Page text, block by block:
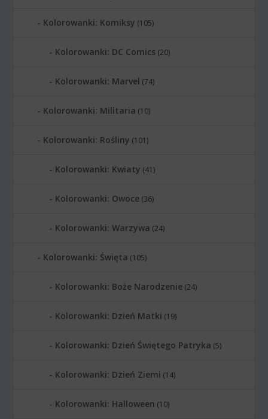
Kolorowanki: Komiksy (105)
Kolorowanki: DC Comics (20)
Kolorowanki: Marvel (74)
Kolorowanki: Militaria (10)
Kolorowanki: Rośliny (101)
Kolorowanki: Kwiaty (41)
Kolorowanki: Owoce (36)
Kolorowanki: Warzywa (24)
Kolorowanki: Święta (105)
Kolorowanki: Boże Narodzenie (24)
Kolorowanki: Dzień Matki (19)
Kolorowanki: Dzień Świętego Patryka (5)
Kolorowanki: Dzień Ziemi (14)
Kolorowanki: Halloween (10)